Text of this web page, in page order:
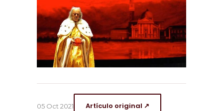
05 Oct 2021 Artículo original ↗